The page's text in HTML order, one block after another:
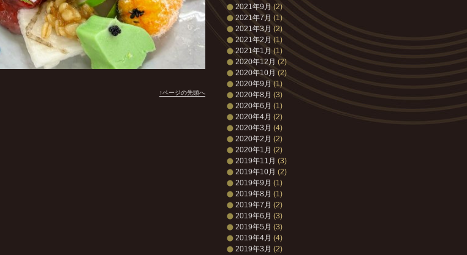
↑ページの先頭へ
2021年9月 (2)
2021年7月 (1)
2021年3月 (2)
2021年2月 (1)
2021年1月 (1)
2020年12月 (2)
2020年10月 (2)
2020年9月 (1)
2020年8月 (3)
2020年6月 (1)
2020年4月 (2)
2020年3月 (4)
2020年2月 (2)
2020年1月 (2)
2019年11月 (3)
2019年10月 (2)
2019年9月 (1)
2019年8月 (1)
2019年7月 (2)
2019年6月 (3)
2019年5月 (3)
2019年4月 (4)
2019年3月 (2)